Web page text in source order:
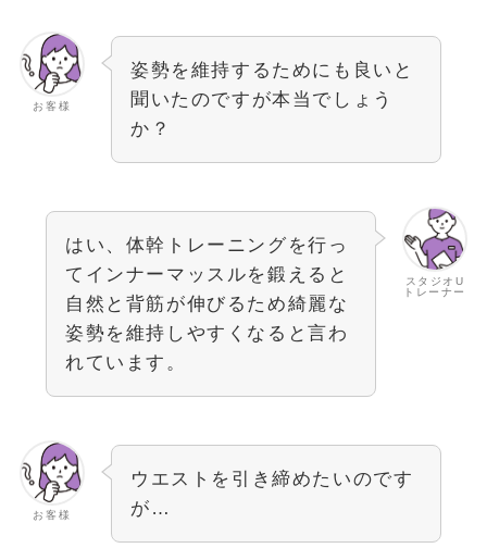
お客様
姿勢を維持するためにも良いと
聞いたのですが本当でしょう
か？
スタジオU
トレーナー
はい、体幹トレーニングを行っ
てインナーマッスルを鍛えると
自然と背筋が伸びるため綺麗な
姿勢を維持しやすくなると言わ
れています。
お客様
ウエストを引き締めたいのです
が…